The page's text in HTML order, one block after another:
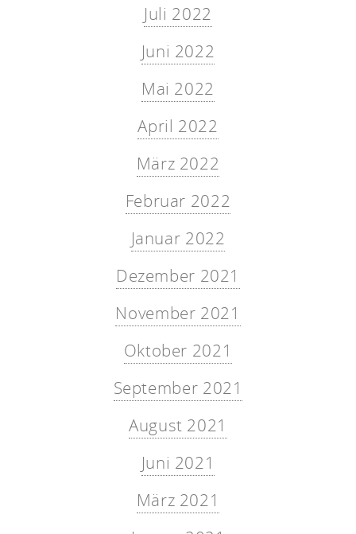
Juli 2022
Juni 2022
Mai 2022
April 2022
März 2022
Februar 2022
Januar 2022
Dezember 2021
November 2021
Oktober 2021
September 2021
August 2021
Juni 2021
März 2021